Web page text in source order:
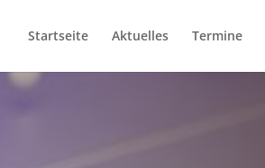
Startseite Aktuelles Termine